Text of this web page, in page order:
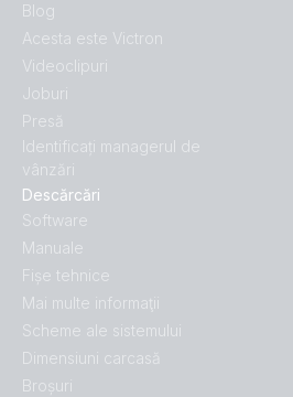
Descărcări
Software
Manuale
Fișe tehnice
Mai multe informaţii
Scheme ale sistemului
Dimensiuni carcasă
Broșuri
Blog
Acesta este Victron
Videoclipuri
Joburi
Presă
Identificați managerul de
vânzări